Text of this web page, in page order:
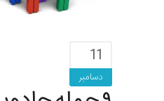
11
دسامبر